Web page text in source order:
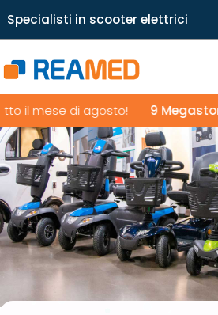
Specialisti in scooter elettrici
mese di agosto!9 Megastore